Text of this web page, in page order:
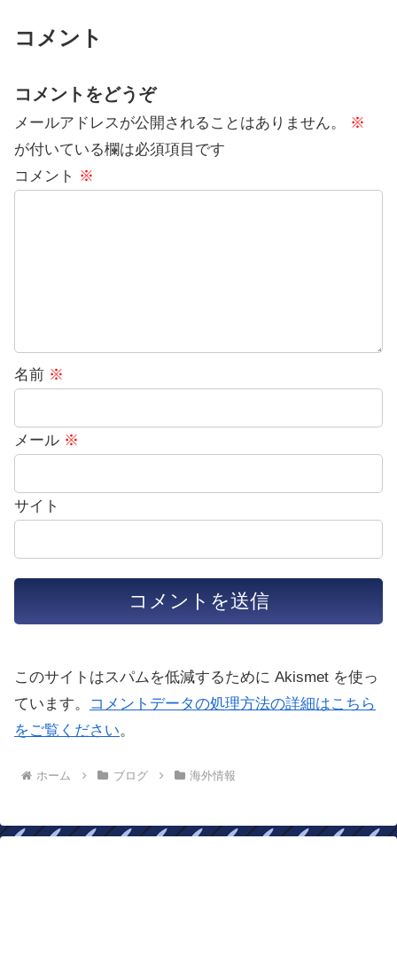
コメント
コメントをどうぞ
メールアドレスが公開されることはありません。
※
が付いている欄は必須項目です
コメント ※
名前 ※
メール ※
サイト
このサイトはスパムを低減するために Akismet を使っ
ています。
コメントデータの処理方法の詳細はこちら
をご覧ください。
ホーム ブログ 海外情報